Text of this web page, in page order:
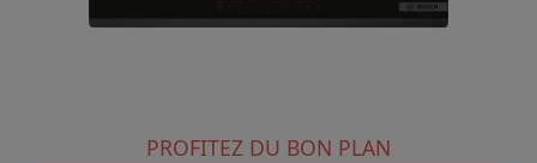
PROFITEZ DU BON PLAN